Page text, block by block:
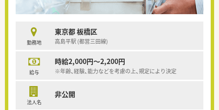
勤務地
東京都 板橋区
高島平駅 (都営三田線)
給与
時給2,000円～2,200円
※年齢、経験、能力などを考慮の上、規定により決定
法人名
非公開